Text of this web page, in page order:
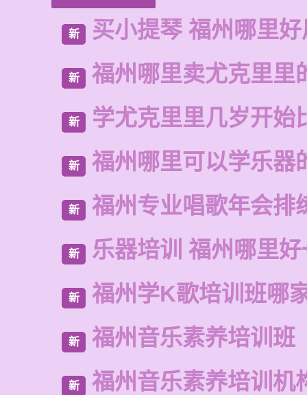
新 买小提琴 福州哪里
新 福州哪里卖尤克里里
新 学尤克里里几岁开始
新 福州哪里可以学乐器
新 福州专业唱歌年会排
新 乐器培训 福州哪里
新 福州学K歌培训班哪
新 福州音乐素养培训班
新 福州音乐素养培训机